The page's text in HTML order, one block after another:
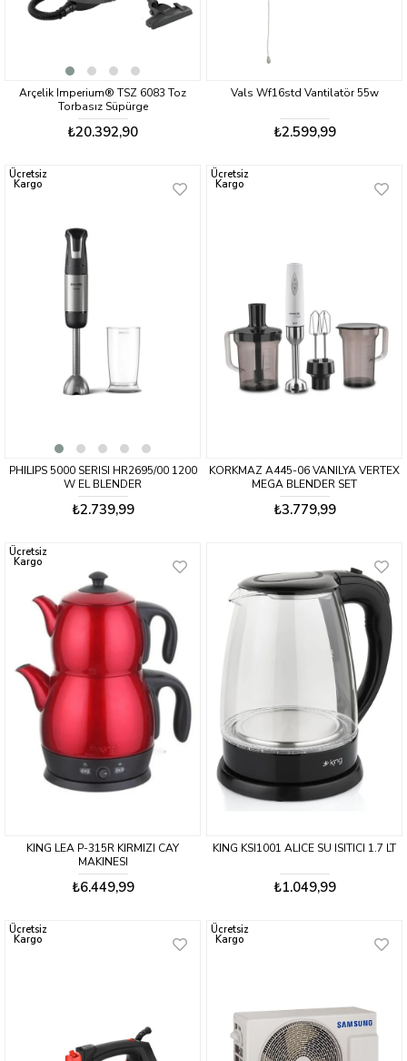
Arçelik Imperium® TSZ 6083 Toz
Torbasız Süpürge
₺20.392,90
Vals Wf16std Vantilatör 55w
₺2.599,99
PHILIPS 5000 SERISI HR2695/00 1200
W EL BLENDER
₺2.739,99
Ücretsiz
Kargo
KORKMAZ A445-06 VANILYA VERTEX
MEGA BLENDER SET
₺3.779,99
Ücretsiz
Kargo
KING LEA P-315R KIRMIZI CAY
MAKINESI
₺6.449,99
Ücretsiz
Kargo
KING KSI1001 ALICE SU ISITICI 1.7 LT
₺1.049,99
Ücretsiz
Kargo
Ücretsiz
Kargo